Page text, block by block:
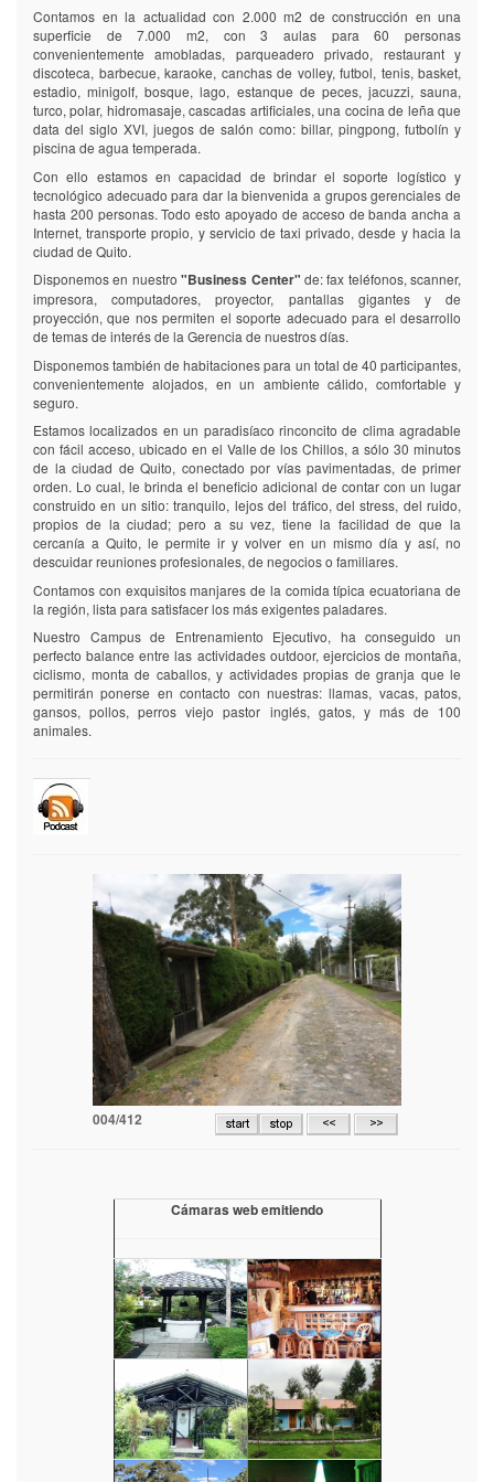
Contamos en la actualidad con 2.000 m2 de construcción en una
superficie de 7.000 m2, con 3 aulas para 60 personas
convenientemente amobladas, parqueadero privado, restaurant y
discoteca, barbecue, karaoke, canchas de volley, futbol, tenis, basket,
estadio, minigolf, bosque, lago, estanque de peces, jacuzzi, sauna,
turco, polar, hidromasaje, cascadas artificiales, una cocina de leña que
data del siglo XVI, juegos de salón como: billar, pingpong, futbolín y
piscina de agua temperada.
Con ello estamos en capacidad de brindar el soporte logístico y
tecnológico adecuado para dar la bienvenida a grupos gerenciales de
hasta 200 personas. Todo esto apoyado de acceso de banda ancha a
Internet, transporte propio, y servicio de taxi privado, desde y hacia la
ciudad de Quito.
Disponemos en nuestro"Business Center" de: fax teléfonos, scanner,
impresora, computadores, proyector, pantallas gigantes y de
proyección, que nos permiten el soporte adecuado para el desarrollo
de temas de interés de la Gerencia de nuestros días.
Disponemos también de habitaciones para un total de 40 participantes,
convenientemente alojados, en un ambiente cálido, comfortable y
seguro.
Estamos localizados en un paradisíaco rinconcito de clima agradable
con fácil acceso, ubicado en el Valle de los Chillos, a sólo 30 minutos
de la ciudad de Quito, conectado por vías pavimentadas, de primer
orden. Lo cual, le brinda el beneficio adicional de contar con un lugar
construido en un sitio: tranquilo, lejos del tráfico, del stress, del ruido,
propios de la ciudad; pero a su vez, tiene la facilidad de que la
cercanía a Quito, le permite ir y volver en un mismo día y así, no
descuidar reuniones profesionales, de negocios o familiares.
Contamos con exquisitos manjares de la comida típica ecuatoriana de
la región, lista para satisfacer los más exigentes paladares.
Nuestro Campus de Entrenamiento Ejecutivo, ha conseguido un
perfecto balance entre las actividades outdoor, ejercicios de montaña,
ciclismo, monta de caballos, y actividades propias de granja que le
permitirán ponerse en contacto con nuestras: llamas, vacas, patos,
gansos, pollos, perros viejo pastor inglés, gatos, y más de 100
animales.
004/412
Cámaras web emitiendo